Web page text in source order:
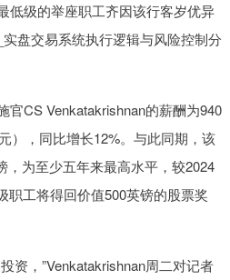
级的举座职工齐因该行客岁优异
盘交易系统执行逻辑与风险控制分
CS Venkatakrishnan的薪酬为940
），同比增长12%。与此同期，该
，为至少五年来最高水平，较2024
职工将得回价值500英镑的股票奖
，”Venkatakrishnan周二对记者